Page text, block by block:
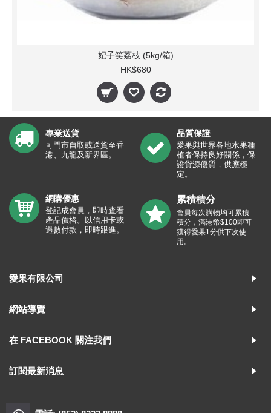
妃子笑荔枝 (5kg/箱)
HK$680
專業送貨
可門市自取或送貨至香
港、九龍及新界區。
品質保證
愛果與世界各地水果種
植者保持良好關係，保
證貨源優質，供應穩
定。
網購優惠
登記成會員，即時查看
產品價格。以信用卡或
過數付款，即時跟進。
累積積分
會員每次購物均可累積
積分，滿港幣$100即可
獲得愛果1分供下次使
用。
愛果有限公司
網站導覽
在 FACEBOOK 關注我們
訂閱最新消息